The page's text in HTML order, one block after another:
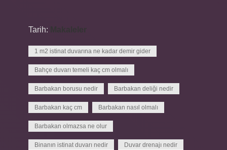
Tarih:
1 m2 istinat duvarına ne kadar demir gider
Bahçe duvarı temeli kaç cm olmalı
Barbakan borusu nedir Barbakan deliği nedir
Barbakan kaç cm Barbakan nasıl olmalı
Barbakan olmazsa ne olur
Binanın istinat duvarı nedir Duvar drenajı nedir